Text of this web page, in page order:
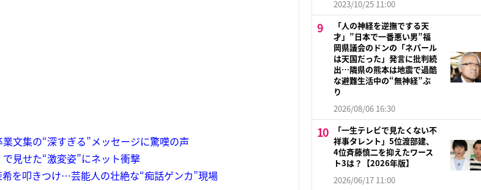
文集の“深すぎる”メッセージに驚嘆の声
見せた“激変姿”にネット衝撃
を叩きつけ…芸能人の壮絶な“痴話ゲンカ”現場
2023/10/25 11:00
「人の神経を逆撫でする天
才」”日本で一番悪い男”福
岡県議会のドンの「ネパール
は天国だった」発言に批判続
出…隣県の熊本は地震で過酷
な避難生活中の“無神経”ぶ
り
2026/08/06 16:30
「一生テレビで見たくない不
祥事タレント」5位渡部建、
4位斉藤慎二を抑えたワース
ト3は？【2026年版】
2026/06/17 11:00